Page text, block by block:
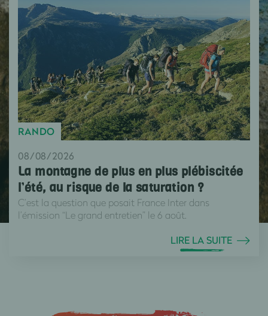
RANDO
08/08/2026
La montagne de plus en plus plébiscitée
l’été, au risque de la saturation ?
C’est la question que posait France Inter dans
l’émission “Le grand entretien” le 6 août.
LIRE LA SUITE